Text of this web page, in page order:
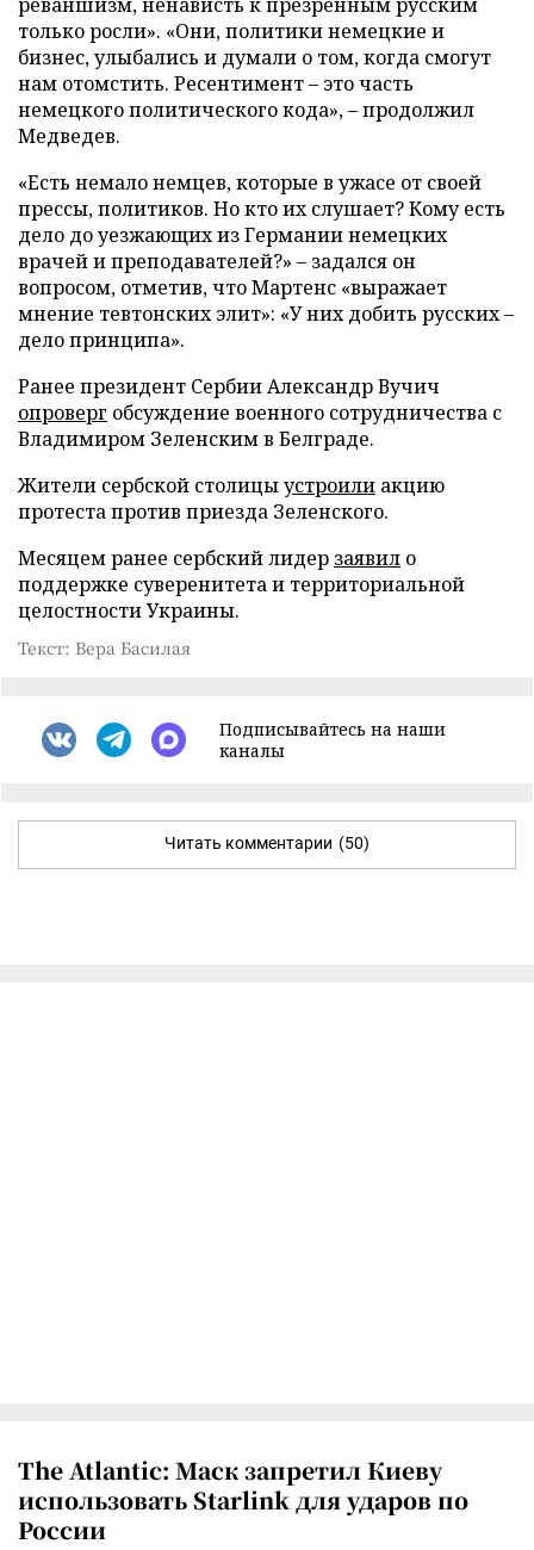
только росли». «Они, политики немецкие и
бизнес, улыбались и думали о том, когда смогут
нам отомстить. Ресентимент – это часть
немецкого политического кода», – продолжил
Медведев.
«Есть немало немцев, которые в ужасе от своей
прессы, политиков. Но кто их слушает? Кому есть
дело до уезжающих из Германии немецких
врачей и преподавателей?» – задался он
вопросом, отметив, что Мартенс «выражает
мнение тевтонских элит»: «У них добить русских –
дело принципа».
Ранее президент Сербии Александр Вучич
опроверг обсуждение военного сотрудничества с
Владимиром Зеленским в Белграде.
Жители сербской столицыустроили акцию
протеста против приезда Зеленского.
Месяцем ранее сербский лидер заявил о
поддержке суверенитета и территориальной
целостности Украины.
Текст: Вера Басилая
Подписывайтесь на наши
каналы
Читать комментарии (50)
The Atlantic: Маск запретил Киеву
использовать Starlink для ударов по
России